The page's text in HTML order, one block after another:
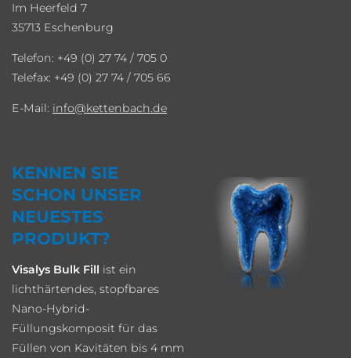
Im Heerfeld 7
35713 Eschenburg
Telefon: +49 (0) 27 74 / 705 0
Telefax: +49 (0) 27 74 / 705 66
E-Mail: info kettenbach.de
KENNEN SIE
SCHON UNSER
NEUESTES
PRODUKT?
Visalys Bulk Fill ist ein
lichthärtendes, stopfbares
Nano-Hybrid-
Füllungskomposit für das
Füllen von Kavitäten bis 4 mm